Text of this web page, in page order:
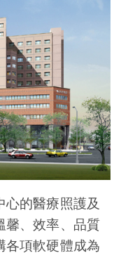
心的醫療照護及
馨、效率、品質
各項軟硬體成為